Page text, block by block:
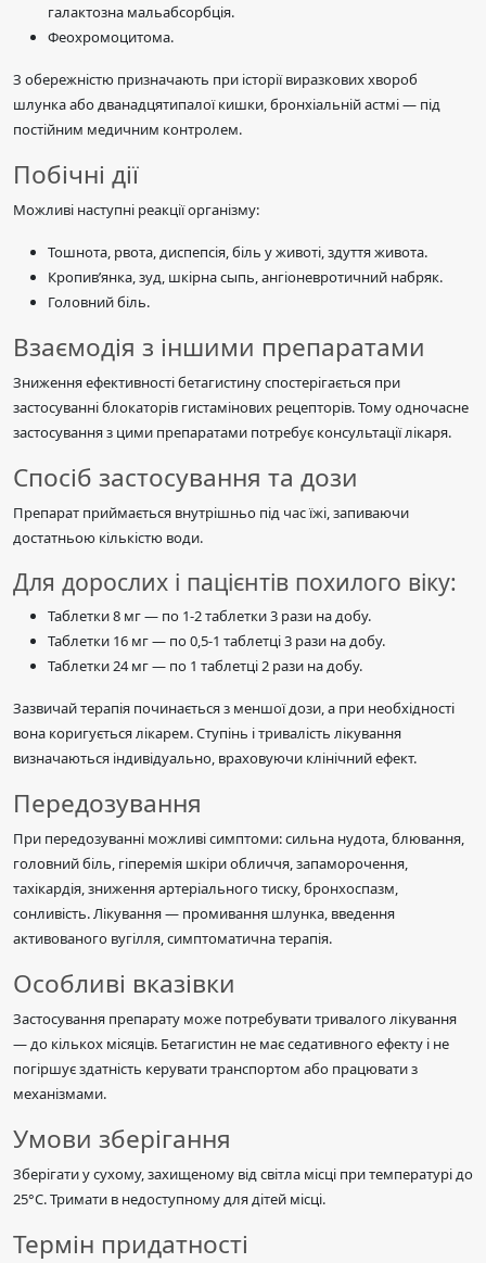
галактозна мальабсорбція.
Феохромоцитома.
З обережністю призначають при історії виразкових хвороб
шлунка або дванадцятипалої кишки, бронхіальній астмі — під
постійним медичним контролем.
Побічні дії
Можливі наступні реакції організму:
Тошнота, рвота, диспепсія, біль у животі, здуття живота.
Кропив’янка, зуд, шкірна сыпь, ангіоневротичний набряк.
Головний біль.
Взаємодія з іншими препаратами
Зниження ефективності бетагистину спостерігається при
застосуванні блокаторів гистамінових рецепторів. Тому одночасне
застосування з цими препаратами потребує консультації лікаря.
Спосіб застосування та дози
Препарат приймається внутрішньо під час їжі, запиваючи
достатньою кількістю води.
Для дорослих і пацієнтів похилого віку:
Таблетки 8 мг — по 1-2 таблетки 3 рази на добу.
Таблетки 16 мг — по 0,5-1 таблетці 3 рази на добу.
Таблетки 24 мг — по 1 таблетці 2 рази на добу.
Зазвичай терапія починається з меншої дози, а при необхідності
вона коригується лікарем. Ступінь і тривалість лікування
визначаються індивідуально, враховуючи клінічний ефект.
Передозування
При передозуванні можливі симптоми: сильна нудота, блювання,
головний біль, гіперемія шкіри обличчя, запаморочення,
тахікардія, зниження артеріального тиску, бронхоспазм,
сонливість. Лікування — промивання шлунка, введення
активованого вугілля, симптоматична терапія.
Особливі вказівки
Застосування препарату може потребувати тривалого лікування
— до кількох місяців. Бетагистин не має седативного ефекту і не
погіршує здатність керувати транспортом або працювати з
механізмами.
Умови зберігання
Зберігати у сухому, захищеному від світла місці при температурі до
25°C. Тримати в недоступному для дітей місці.
Термін придатності